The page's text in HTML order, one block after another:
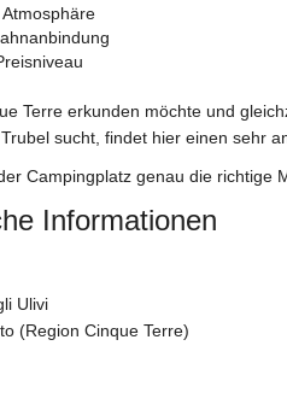
Terre erkunden möchte und
sucht, findet hier einen sehr
Campingplatz genau die richtige
Informationen
Ulivi
(Region Cinque Terre)